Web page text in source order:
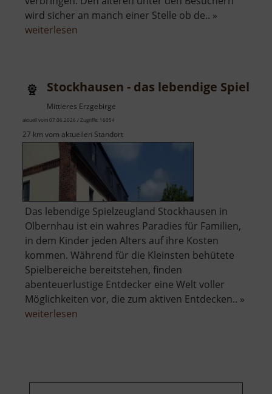
wird sicher an manch einer Stelle ob de.. »
weiterlesen
Stockhausen - das lebendige
Mittleres Erzgebirge
aktuell vom 07.06.2026 / Zugriffe: 16054
27 km vom aktuellen Standort
Das lebendige Spielzeugland Stockhausen in
Olbernhau ist ein wahres Paradies für Familien,
in dem Kinder jeden Alters auf ihre Kosten
kommen. Während für die Kleinsten behütete
Spielbereiche bereitstehen, finden
abenteuerlustige Entdecker eine Welt voller
Möglichkeiten vor, die zum aktiven Entdecken.. »
weiterlesen
Spielzeugland